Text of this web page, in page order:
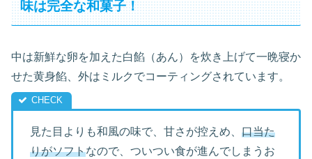
味は完全な和菓子！
中は新鮮な卵を加えた白餡（あん）を炊き上げて一晩寝か
せた黄身餡、外はミルクでコーティングされています。
見た目よりも和風の味で、甘さが控えめ、 口当た
りがソフトなので、ついつい食が進んでしまうお